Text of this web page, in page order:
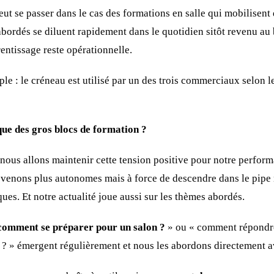
se passer dans le cas des formations en salle qui mobilisent
se diluent rapidement dans le quotidien sitôt revenu au
reste opérationnelle.
: le créneau est utilisé par un des trois commerciaux selon
des gros blocs de formation ?
allons maintenir cette tension positive pour notre
plus autonomes mais à force de descendre dans le
Et notre actualité joue aussi sur les thèmes abordés.
se préparer pour un salon ? » ou « comment
» émergent régulièrement et nous les abordons directement